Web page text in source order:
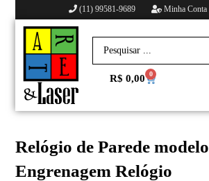
(11) 99581-9689 Minha Conta
R$ 0,00 0
Relógio de Parede modelo
Engrenagem Relógio